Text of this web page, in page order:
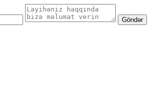
Göndər